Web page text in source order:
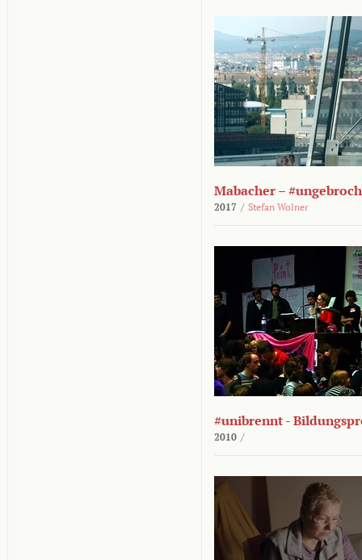
Mabacher –
2017 / Stefan Wolner
#unibrennt -
2010 /